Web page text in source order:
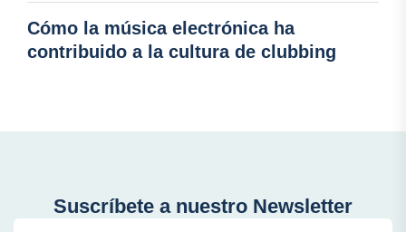
Cómo la música electrónica ha
contribuido a la cultura de clubbing
Suscríbete a nuestro Newsletter